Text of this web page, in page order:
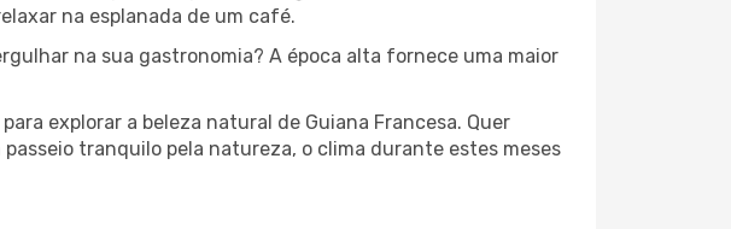
na esplanada de um café.
na sua gastronomia? A época alta fornece uma maior
explorar a beleza natural de Guiana Francesa. Quer
tranquilo pela natureza, o clima durante estes meses